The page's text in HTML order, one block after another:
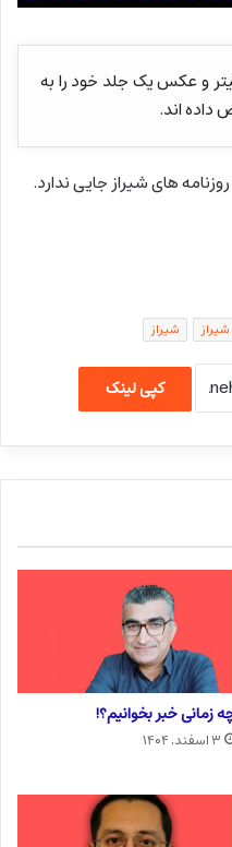
و عکس یک جلد خود را به
داده اند.
های شیراز جایی ندارد.
شیراز
کپی لینک
زمانی خبر بخوانیم؟!
۳ اسفند, ۱۴۰۴